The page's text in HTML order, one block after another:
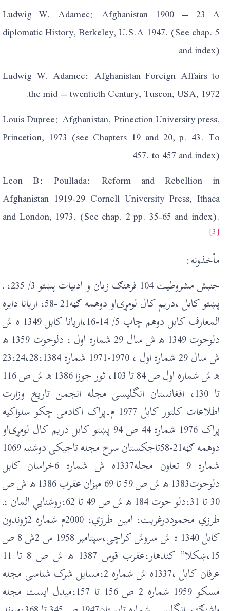
Ludwig W. Adamec: Afghanistan 1900 – 23 A
diplomatic History, Berkeley, U.S.A 1947. (See chap. 5
and index)
Ludwig W. Adamec: Afghanistan Foreign Affairs to
the mid – twentieth Century, Tuscon, USA, 1972.
Louis Dupree: Afghanistan, Prinection University press,
Princetion, 1973 (see Chapters 19 and 20, p. 43. To
457. to 457 and index)
Leon B: Poullada: Reform and Rebellion in
Afghanistan 1919-29 Cornell University Press, Ithaca
and London, 1973. (See chap. 2 pp. 35-65 and index).
[3]
مأخذونه:
جنبش مشروطيت 104 فرهنګ زبان و ادبيات پښتو 3/ 235، ـ
پښتو کابل ،دريم کال لومړۍاو دوهمه ګڼه21 -58، اريانا دايره
المعارف کابل دوهم چاپ 5/ 14-16،اريانا کابل 1349 ه ش
دلوحوت 1349 ھ ش سال 29 شمارہ اول ، دلوحوت 1359 ھ
ش سال 29 شمارہ اول ، 1970-1971 شماره 23،24،28،1384
ھ ش شمارہ اول ص 84 تا 103، ثور جوزا 1386 ھ ش ص 116
تا 130، افغانستان انگليسی مجله انجمن تاريخ وزارت
اطلاعات کلتور کابل 1977 م۔پراک اکادمی چکو سلواکيه
پراک 1976 شمارہ 44 ص 94 پښتو کابل دريم کال لومړۍاو
دوهمه ګڼه21-58تاجکستان سرخ مجله تاجيکی دوشنبہ 1069
شمارہ 9 تعاون مجله1337ه ش شماره 6خراسان کابل
دلوحوت1383 ھ ش ص 59 تا 69 ميزان عقرب 1386 ھ ش ص
30 تا 31،دلو حوت 184 ھ ش ص 49 تا 62،روشنايي المان ،ـ
طرزي محموددرغربت، امين طرزي، 2000م شماره 2ژوندون
کابل 1340 ه ش سروش کراچی،سپتامبر 1958 س 2ش 8 ص
15،ښکلا” کندھار،عقرب قوس 1387 ھ ش ص 8 تا 11
عرفان کابل ،1337ه ش شماره 2،مسايل شرک شناسی مجله
مسکو 1959 شمارہ 2 ص 156 تا 157،ميدل ايست مجله